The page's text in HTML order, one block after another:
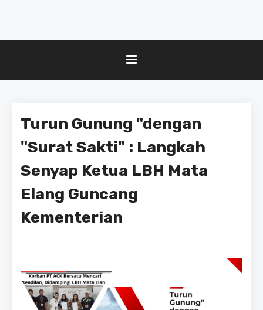
Turun Gunung "dengan
"Surat Sakti" : Langkah
Senyap Ketua LBH Mata
Elang Guncang
Kementerian